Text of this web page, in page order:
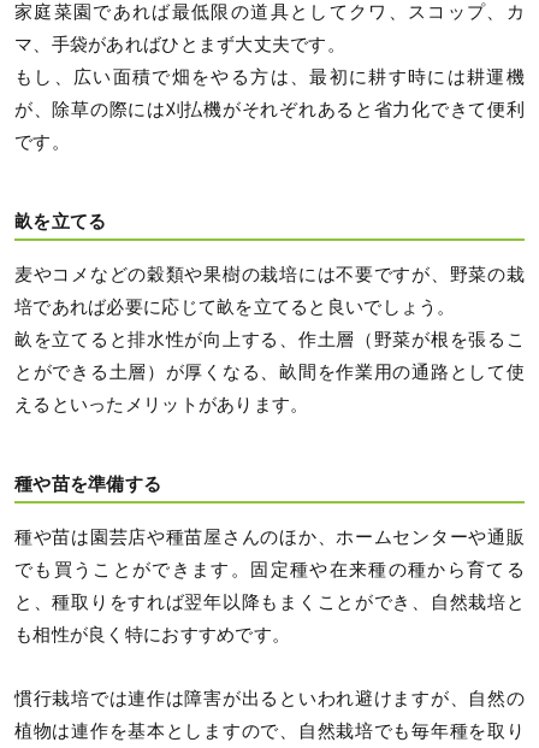
家庭菜園であれば最低限の道具としてクワ、スコップ、カ
マ、手袋があればひとまず大丈夫です。
もし、広い面積で畑をやる方は、最初に耕す時には耕運機
が、除草の際には刈払機がそれぞれあると省力化できて便利
です。
畝を立てる
麦やコメなどの穀類や果樹の栽培には不要ですが、野菜の栽
培であれば必要に応じて畝を立てると良いでしょう。
畝を立てると排水性が向上する、作土層（野菜が根を張るこ
とができる土層）が厚くなる、畝間を作業用の通路として使
えるといったメリットがあります。
種や苗を準備する
種や苗は園芸店や種苗屋さんのほか、ホームセンターや通販
でも買うことができます。固定種や在来種の種から育てる
と、種取りをすれば翌年以降もまくことができ、自然栽培と
も相性が良く特におすすめです。
慣行栽培では連作は障害が出るといわれ避けますが、自然の
植物は連作を基本としますので、自然栽培でも毎年種を取り